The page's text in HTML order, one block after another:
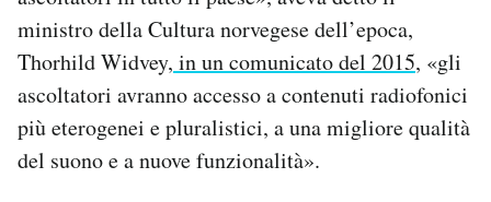
ministro della Cultura norvegese dell’epoca,
Thorhild Widvey, in un comunicato del 2015, «gli
ascoltatori avranno accesso a contenuti radiofonici
più eterogenei e pluralistici, a una migliore qualità
del suono e a nuove funzionalità».